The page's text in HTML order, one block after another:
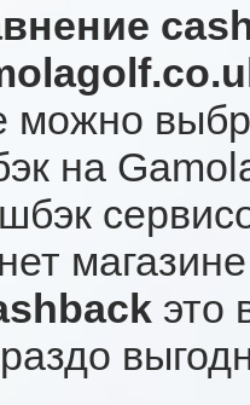
можно
на
это